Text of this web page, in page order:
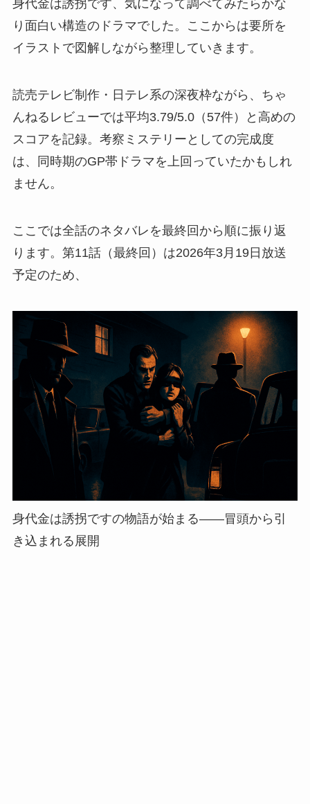
身代金は誘拐です、気になって調べてみたらかな
り面白い構造のドラマでした。ここからは要所を
イラストで図解しながら整理していきます。
読売テレビ制作・日テレ系の深夜枠ながら、ちゃ
んねるレビューでは平均3.79/5.0（57件）と高めの
スコアを記録。考察ミステリーとしての完成度
は、同時期のGP帯ドラマを上回っていたかもしれ
ません。
ここでは全話のネタバレを最終回から順に振り返
ります。第11話（最終回）は2026年3月19日放送
予定のため、
身代金は誘拐ですの物語が始まる——冒頭から引
き込まれる展開